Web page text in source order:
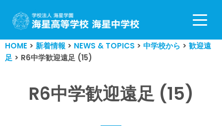
コ
ン
テ
ン
HOME > 新着情報 > NEWS & TOPICS > 中学校から > 歓迎遠
足 > R6中学歓迎遠足 (15)
R6中学歓迎遠足 (15)